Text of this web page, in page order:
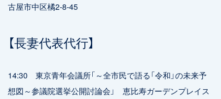
古屋市中区橘2-8-45
【長妻代表代行】
14:30 東京青年会議所「～全市民で語る「令和」の未来予
想図～参議院選挙公開討論会」 恵比寿ガーデンプレイス